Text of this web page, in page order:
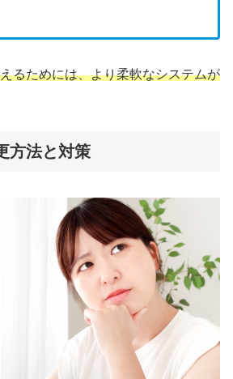
るためには、より柔軟なシステムが
方法と対策